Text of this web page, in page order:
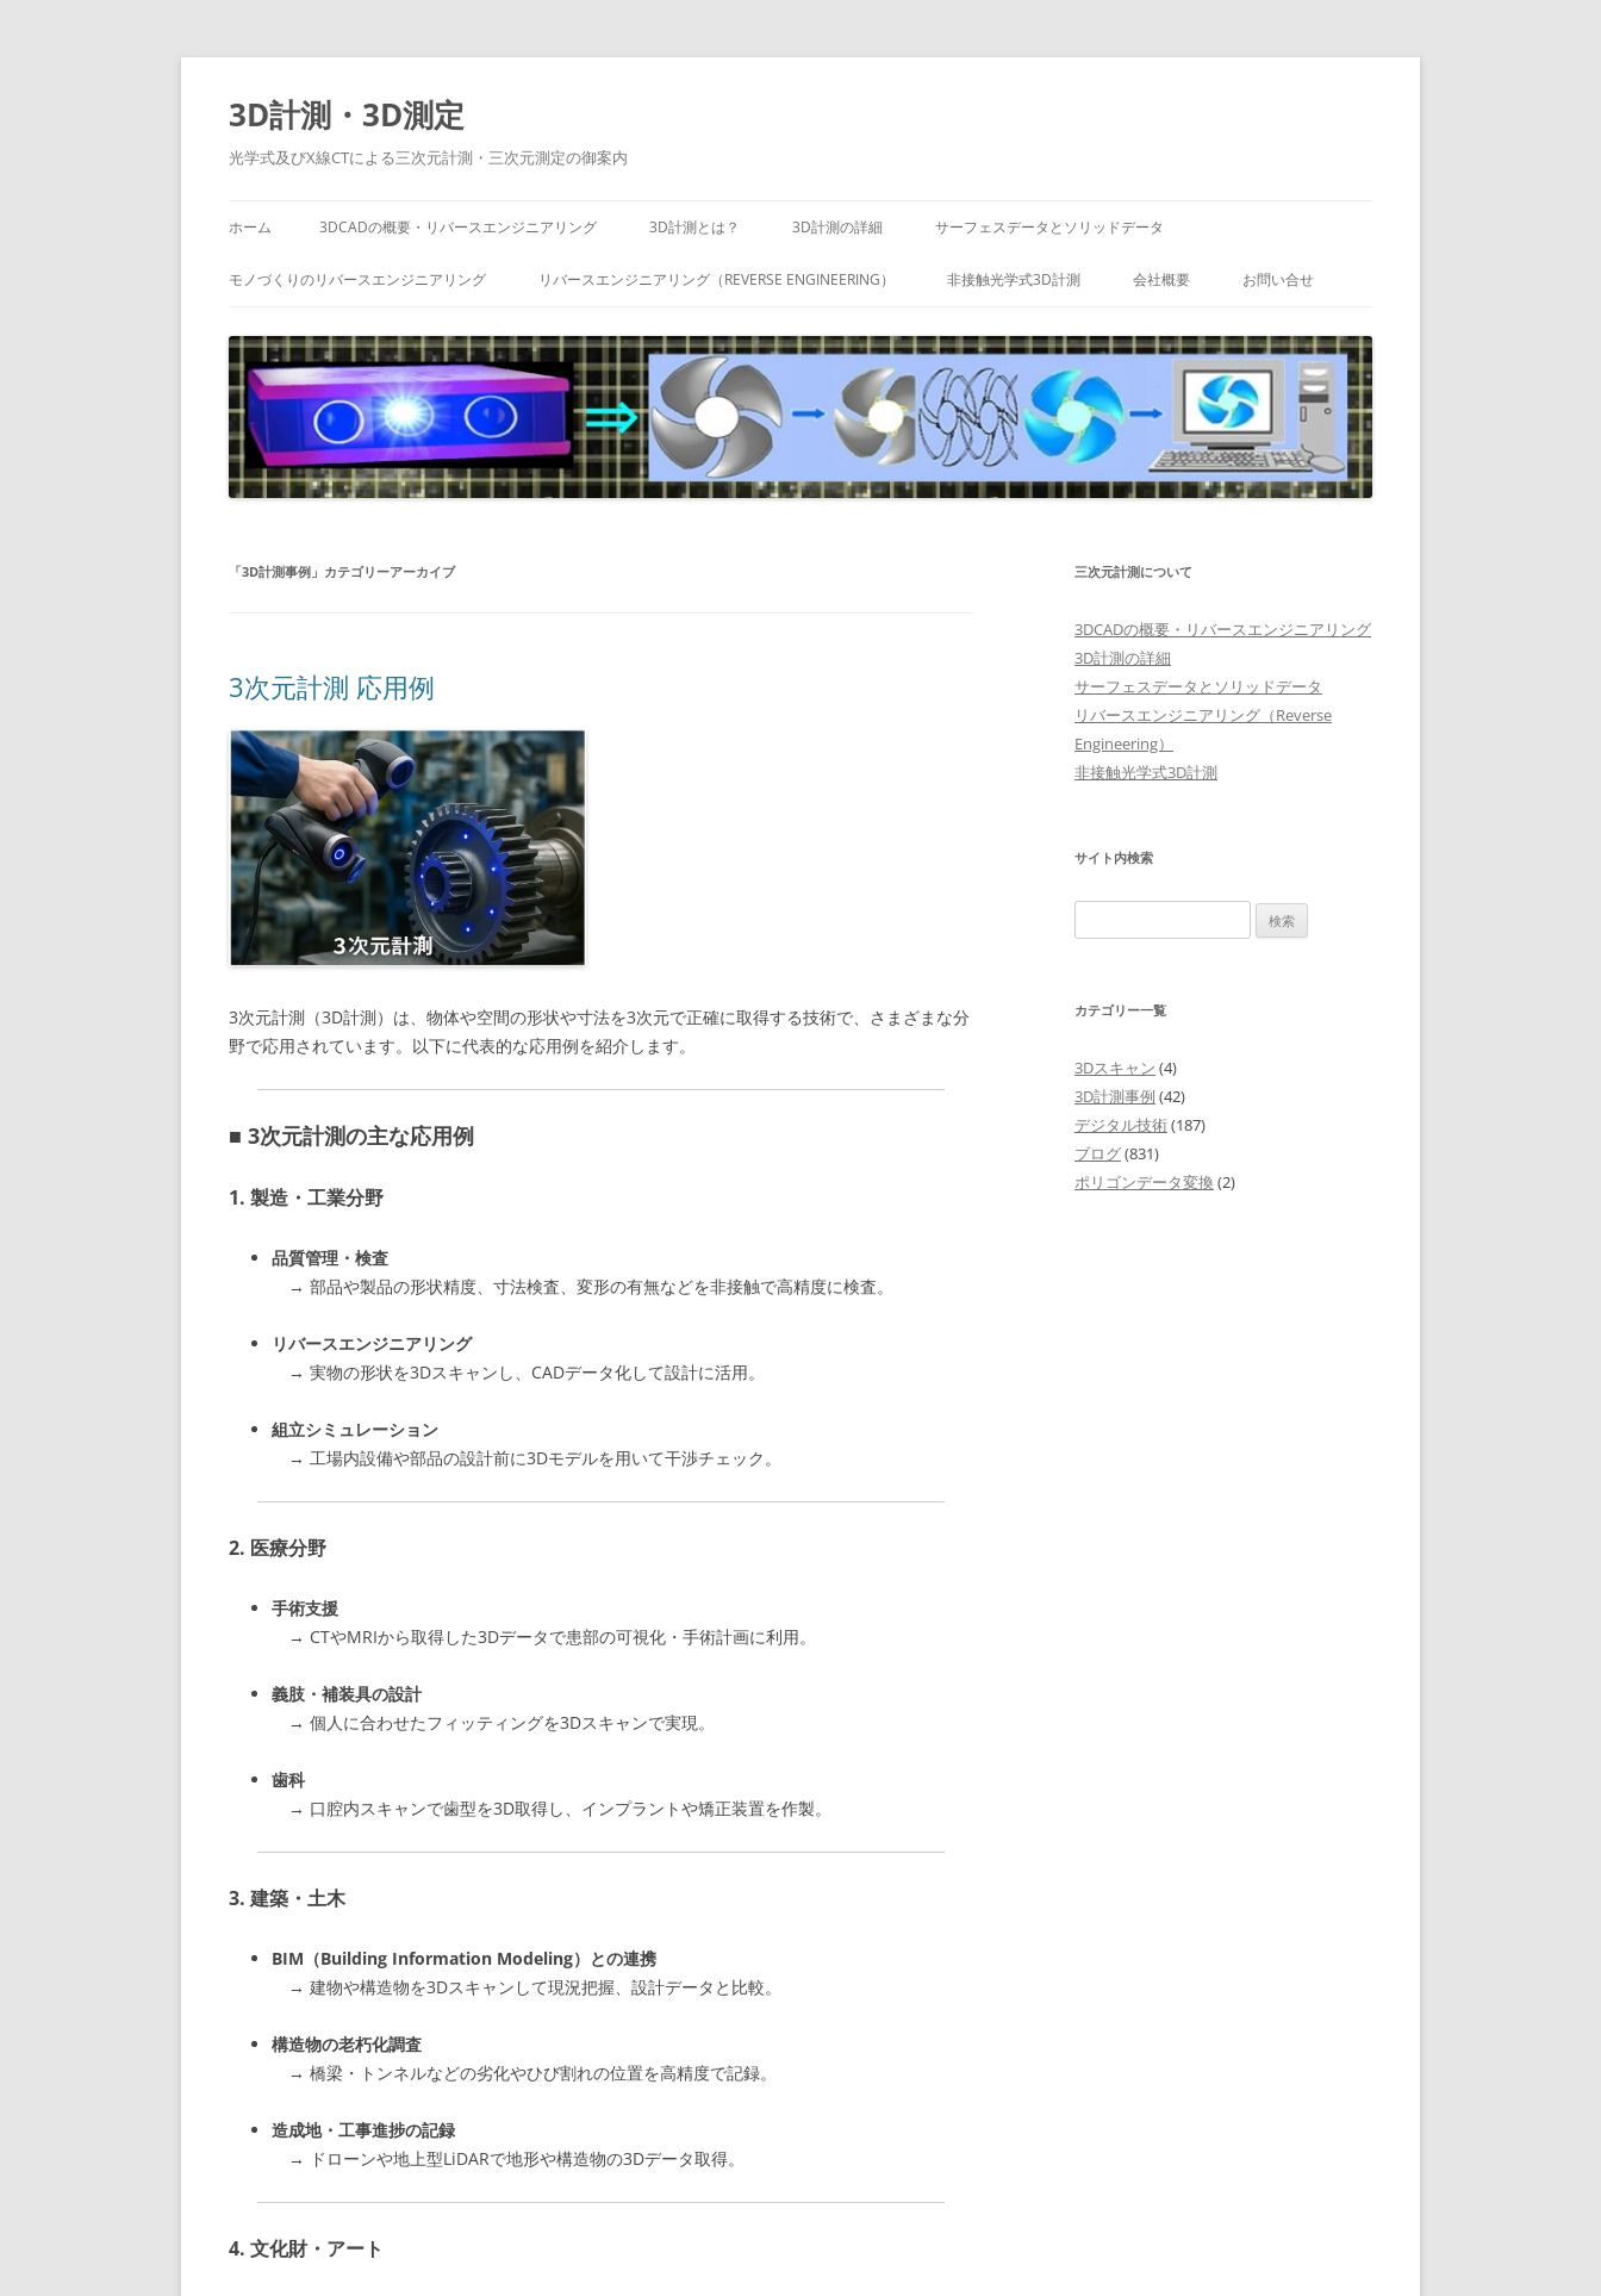
コ
ン
ツ
へ
ス
3D計測・3D測定
光学式及びX線CTによる三次元計測・三次元測定の御案内
ホーム 3DCADの概要・リバースエンジニアリング 3D計測とは？ 3D計測の詳細 サーフェスデータとソリッドデータ
モノづくりのリバースエンジニアリング リバースエンジニアリング（REVERSE ENGINEERING） 非接触光学式3D計測 会社概要 お問い合せ
「3D計測事例 」カテゴリーアーカイブ
3次元計測 応用例
3次元計測（3D計測）は、物体や空間の形状や寸法を3次元で正確に取得する技術で、さまざまな分
野で応用されています。以下に代表的な応用例を紹介します。
■ 3次元計測の主な応用例
1. 製造・工業分野
品質管理・検査
→ 部品や製品の形状精度、寸法検査、変形の有無などを非接触で高精度に検査。
リバースエンジニアリング
→ 実物の形状を3Dスキャンし、CADデータ化して設計に活用。
組立シミュレーション
→ 工場内設備や部品の設計前に3Dモデルを用いて干渉チェック。
2. 医療分野
手術支援
→ CTやMRIから取得した3Dデータで患部の可視化・手術計画に利用。
義肢・補装具の設計
→ 個人に合わせたフィッティングを3Dスキャンで実現。
歯科
→ 口腔内スキャンで歯型を3D取得し、インプラントや矯正装置を作製。
3. 建築・土木
BIM（Building Information Modeling）との連携
→ 建物や構造物を3Dスキャンして現況把握、設計データと比較。
構造物の老朽化調査
→ 橋梁・トンネルなどの劣化やひび割れの位置を高精度で記録。
造成地・工事進捗の記録
→ ドローンや地上型LiDARで地形や構造物の3Dデータ取得。
4. 文化財・アート
三次元計測について
3DCADの概要・リバースエンジニアリング
3D計測の詳細
サーフェスデータとソリッドデータ
リバースエンジニアリング（Reverse
Engineering）
非接触光学式3D計測
サイト内検索
索:
カテゴリー一覧
3Dスキャン (4)
3D計測事例 (42)
デジタル技術(187)
ブログ(831)
ポリゴンデータ変換 (2)